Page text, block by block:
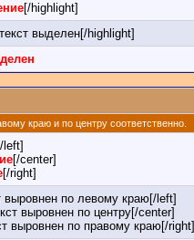
[/highlight]
выделен[/highlight]
краю и по центру соответственно.
left]
[/center]
[/right]
выровнен по левому краю[/left]
выровнен по центру[/center]
выровнен по правому краю[/right]